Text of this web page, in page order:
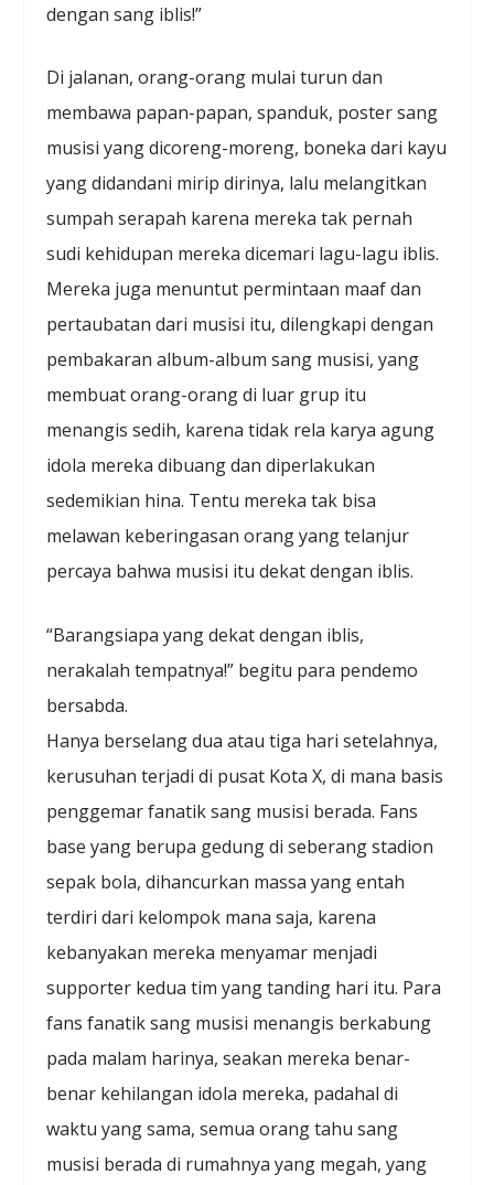
dengan sang iblis!”
Di jalanan, orang-orang mulai turun dan
membawa papan-papan, spanduk, poster sang
musisi yang dicoreng-moreng, boneka dari kayu
yang didandani mirip dirinya, lalu melangitkan
sumpah serapah karena mereka tak pernah
sudi kehidupan mereka dicemari lagu-lagu iblis.
Mereka juga menuntut permintaan maaf dan
pertaubatan dari musisi itu, dilengkapi dengan
pembakaran album-album sang musisi, yang
membuat orang-orang di luar grup itu
menangis sedih, karena tidak rela karya agung
idola mereka dibuang dan diperlakukan
sedemikian hina. Tentu mereka tak bisa
melawan keberingasan orang yang telanjur
percaya bahwa musisi itu dekat dengan iblis.
“Barangsiapa yang dekat dengan iblis,
nerakalah tempatnya!” begitu para pendemo
bersabda.
Hanya berselang dua atau tiga hari setelahnya,
kerusuhan terjadi di pusat Kota X, di mana basis
penggemar fanatik sang musisi berada. Fans
base yang berupa gedung di seberang stadion
sepak bola, dihancurkan massa yang entah
terdiri dari kelompok mana saja, karena
kebanyakan mereka menyamar menjadi
supporter kedua tim yang tanding hari itu. Para
fans fanatik sang musisi menangis berkabung
pada malam harinya, seakan mereka benar-
benar kehilangan idola mereka, padahal di
waktu yang sama, semua orang tahu sang
musisi berada di rumahnya yang megah, yang